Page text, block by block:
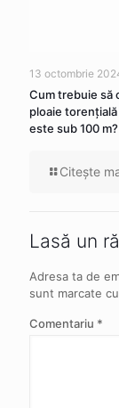
13 octombrie
Cum trebuie să
ploaie
este sub 100 m?
Citeşte
Lasă un
Adresa ta de
sunt marcate cu
Comentariu *